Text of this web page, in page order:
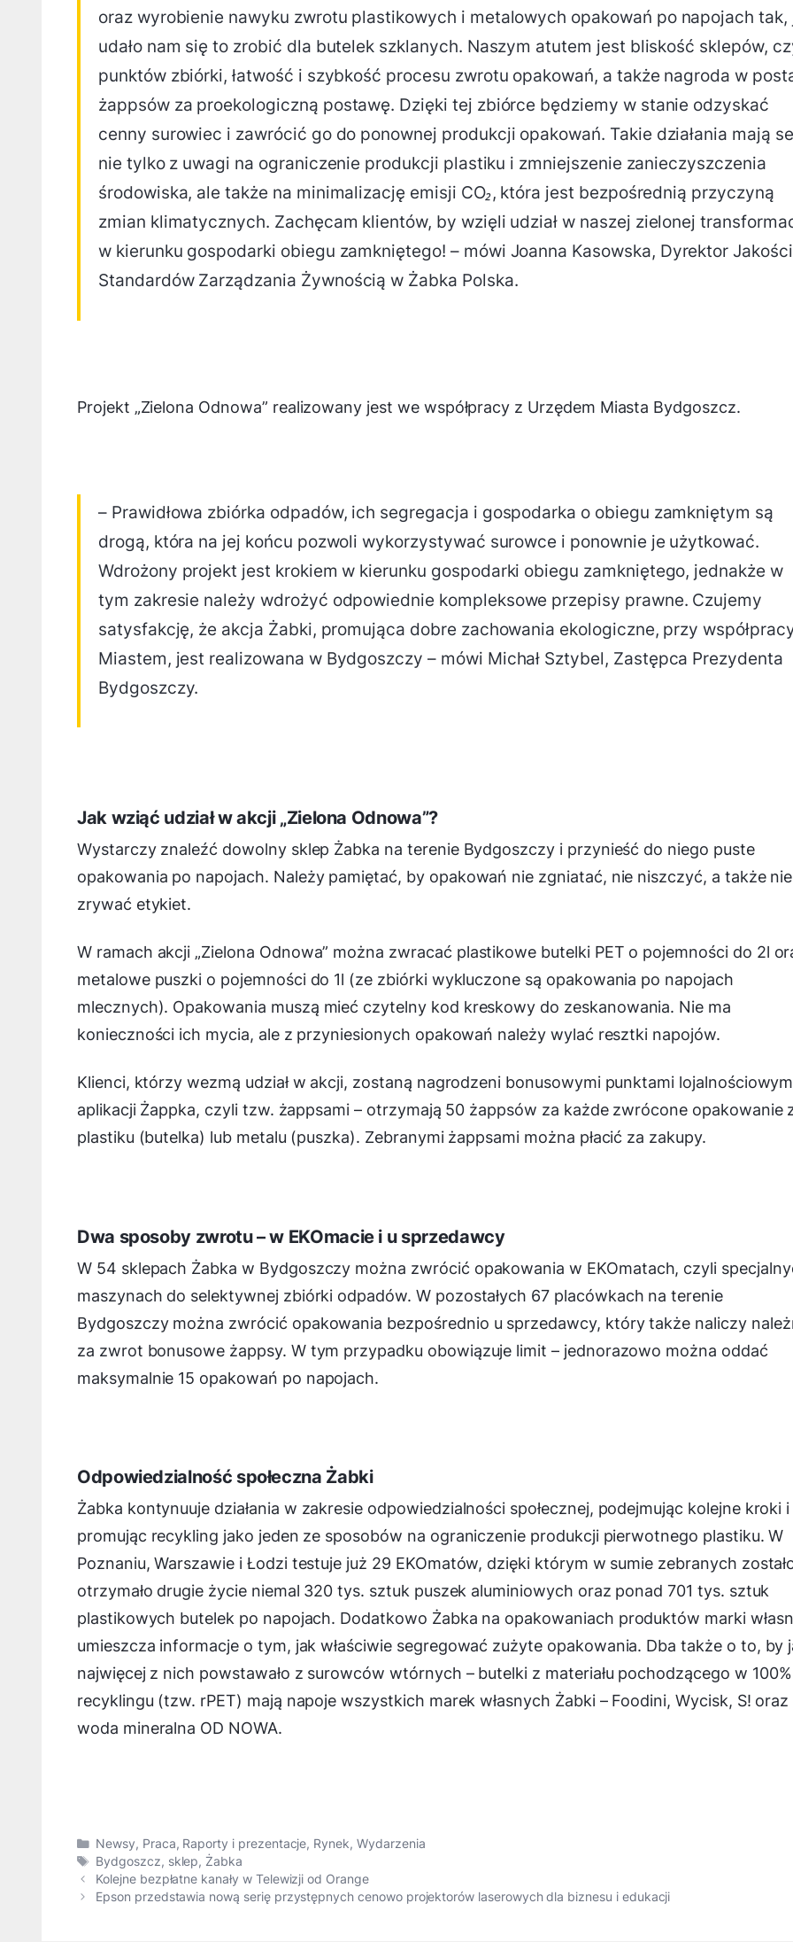
oraz wyrobienie nawyku zwrotu plastikowych i metalowych opakowań po napojach tak,
udało nam się to zrobić dla butelek szklanych. Naszym atutem jest bliskość sklepów,
punktów zbiórki, łatwość i szybkość procesu zwrotu opakowań, a także nagroda w
żappsów za proekologiczną postawę. Dzięki tej zbiórce będziemy w stanie odzyskać
cenny surowiec i zawrócić go do ponownej produkcji opakowań. Takie działania mają
nie tylko z uwagi na ograniczenie produkcji plastiku i zmniejszenie zanieczyszczenia
środowiska, ale także na minimalizację emisji CO₂, która jest bezpośrednią przyczyną
zmian klimatycznych. Zachęcam klientów, by wzięli udział w naszej zielonej
w kierunku gospodarki obiegu zamkniętego! – mówi Joanna Kasowska, Dyrektor
Standardów Zarządzania Żywnością w Żabka Polska.
Projekt „Zielona Odnowa” realizowany jest we współpracy z Urzędem Miasta Bydgoszcz.
– Prawidłowa zbiórka odpadów, ich segregacja i gospodarka o obiegu zamkniętym są
drogą, która na jej końcu pozwoli wykorzystywać surowce i ponownie je użytkować.
Wdrożony projekt jest krokiem w kierunku gospodarki obiegu zamkniętego, jednakże w
tym zakresie należy wdrożyć odpowiednie kompleksowe przepisy prawne. Czujemy
satysfakcję, że akcja Żabki, promująca dobre zachowania ekologiczne, przy
Miastem, jest realizowana w Bydgoszczy – mówi Michał Sztybel, Zastępca Prezydenta
Bydgoszczy.
Jak wziąć udział w akcji „Zielona Odnowa”?
Wystarczy znaleźć dowolny sklep Żabka na terenie Bydgoszczy i przynieść do niego puste
opakowania po napojach. Należy pamiętać, by opakowań nie zgniatać, nie niszczyć, a także nie
zrywać etykiet.
W ramach akcji „Zielona Odnowa” można zwracać plastikowe butelki PET o pojemności do 2l
metalowe puszki o pojemności do 1l (ze zbiórki wykluczone są opakowania po napojach
mlecznych). Opakowania muszą mieć czytelny kod kreskowy do zeskanowania. Nie ma
konieczności ich mycia, ale z przyniesionych opakowań należy wylać resztki napojów.
Klienci, którzy wezmą udział w akcji, zostaną nagrodzeni bonusowymi punktami
aplikacji Żappka, czyli tzw. żappsami – otrzymają 50 żappsów za każde zwrócone opakowanie
plastiku (butelka) lub metalu (puszka). Zebranymi żappsami można płacić za zakupy.
Dwa sposoby zwrotu – w EKOmacie i u sprzedawcy
W 54 sklepach Żabka w Bydgoszczy można zwrócić opakowania w EKOmatach, czyli
maszynach do selektywnej zbiórki odpadów. W pozostałych 67 placówkach na terenie
Bydgoszczy można zwrócić opakowania bezpośrednio u sprzedawcy, który także naliczy
za zwrot bonusowe żappsy. W tym przypadku obowiązuje limit – jednorazowo można oddać
maksymalnie 15 opakowań po napojach.
Odpowiedzialność społeczna Żabki
Żabka kontynuuje działania w zakresie odpowiedzialności społecznej, podejmując kolejne kroki i
promując recykling jako jeden ze sposobów na ograniczenie produkcji pierwotnego plastiku. W
Poznaniu, Warszawie i Łodzi testuje już 29 EKOmatów, dzięki którym w sumie zebranych
otrzymało drugie życie niemal 320 tys. sztuk puszek aluminiowych oraz ponad 701 tys. sztuk
plastikowych butelek po napojach. Dodatkowo Żabka na opakowaniach produktów marki
umieszcza informacje o tym, jak właściwie segregować zużyte opakowania. Dba także o to, by
najwięcej z nich powstawało z surowców wtórnych – butelki z materiału pochodzącego w
recyklingu (tzw. rPET) mają napoje wszystkich marek własnych Żabki – Foodini, Wycisk, S! oraz
woda mineralna OD NOWA.
Kategorie
Newsy, Praca, Raporty i prezentacje, Rynek, Wydarzenia
Tagi
Bydgoszcz, sklep, Żabka
Kolejne bezpłatne kanały w Telewizji od Orange
Epson przedstawia nową serię przystępnych cenowo projektorów laserowych dla biznesu i edukacji